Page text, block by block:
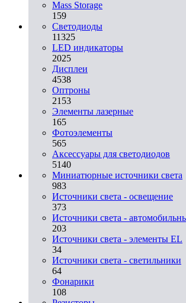
Mass Storage
159
Светодиоды
11325
LED индикаторы
2025
Дисплеи
4538
Оптроны
2153
Элементы лазерные
165
Фотоэлементы
565
Аксессуары для светодиодов
5140
Миниатюрные источники света
983
Источники света - освещение
373
Источники света -
203
Источники света - элементы EL
34
Источники света - светильники
64
Фонарики
108